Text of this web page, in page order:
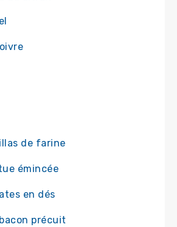
de farine
émincée
en dés
précuit